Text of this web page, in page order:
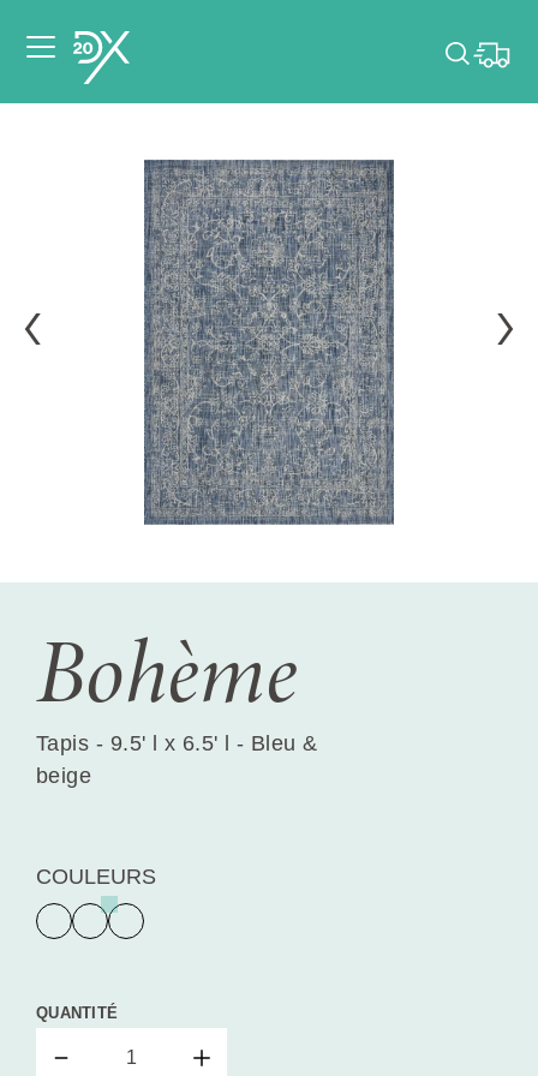
dates de votre
événement.
Choisir mes dates
Bohème
Tapis - 9.5' l x 6.5' l - Bleu &
beige
COULEURS
QUANTITÉ